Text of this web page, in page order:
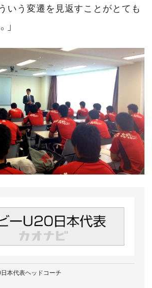
いう変遷を見返すことがとても
本代表ヘッドコーチ